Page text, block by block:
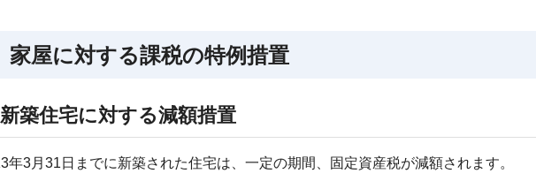
屋に対する課税の特例措置
築住宅に対する減額措置
3月31日までに新築された住宅は、一定の期間、固定資産税が減額されます。